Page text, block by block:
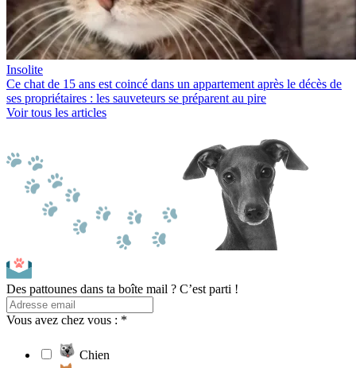
Insolite
Ce chat de 15 ans est coincé dans un appartement après le décès de
ses propriétaires : les sauveteurs se préparent au pire
Voir tous les articles
Des pattounes dans ta boîte mail ? C’est parti !
Vous avez chez vous : *
Chien